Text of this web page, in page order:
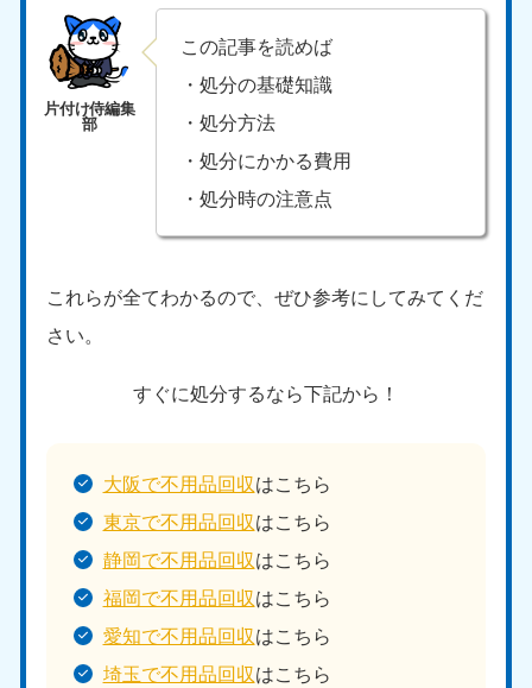
この記事を読めば
・処分の基礎知識
・処分方法
・処分にかかる費用
・処分時の注意点
これらが全てわかるので、ぜひ参考にしてみてくだ
さい。
すぐに処分するなら下記から！
大阪で不用品回収はこちら
東京で不用品回収はこちら
静岡で不用品回収はこちら
福岡で不用品回収はこちら
愛知で不用品回収はこちら
埼玉で不用品回収はこちら